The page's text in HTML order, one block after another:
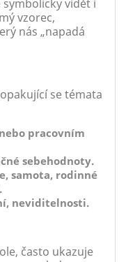
vidět i
vzorec,
nás „napadá
se témata
pracovním
sebehodnoty.
samota, rodinné
neviditelnosti.
často ukazuje